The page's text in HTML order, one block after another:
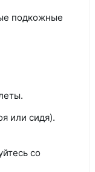
подкожные
или сидя).
со